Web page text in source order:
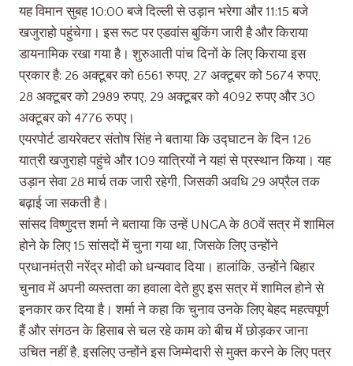
यह विमान सुबह 10:00 बजे दिल्ली से उड़ान भरेगा और 11:15 बजे
खजुराहो पहुंचेगा। इस रूट पर एडवांस बुकिंग जारी है और किराया
डायनामिक रखा गया है। शुरुआती पांच दिनों के लिए किराया इस
प्रकार है: 26 अक्टूबर को 6561 रुपए, 27 अक्टूबर को 5674 रुपए,
28 अक्टूबर को 2989 रुपए, 29 अक्टूबर को 4092 रुपए और 30
अक्टूबर को 4776 रुपए।
एयरपोर्ट डायरेक्टर संतोष सिंह ने बताया कि उद्घाटन के दिन 126
यात्री खजुराहो पहुंचे और 109 यात्रियों ने यहां से प्रस्थान किया। यह
उड़ान सेवा 28 मार्च तक जारी रहेगी, जिसकी अवधि 29 अप्रैल तक
बढ़ाई जा सकती है।
सांसद विष्णुदत्त शर्मा ने बताया कि उन्हें UNGA के 80वें सत्र में शामिल
होने के लिए 15 सांसदों में चुना गया था, जिसके लिए उन्होंने
प्रधानमंत्री नरेंद्र मोदी को धन्यवाद दिया। हालांकि, उन्होंने बिहार
चुनाव में अपनी व्यस्तता का हवाला देते हुए इस सत्र में शामिल होने से
इनकार कर दिया है। शर्मा ने कहा कि चुनाव उनके लिए बेहद महत्वपूर्ण
हैं और संगठन के हिसाब से चल रहे काम को बीच में छोड़कर जाना
उचित नहीं है, इसलिए उन्होंने इस जिम्मेदारी से मुक्त करने के लिए पत्र